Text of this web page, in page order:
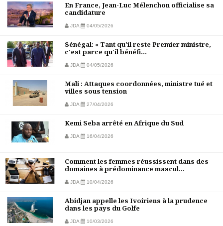
En France, Jean-Luc Mélenchon officialise sa
candidature
JDA 04/05/2026
Sénégal: « Tant qu'il reste Premier ministre,
c'est parce qu'il bénéfi...
JDA 04/05/2026
Mali : Attaques coordonnées, ministre tué et
villes sous tension
JDA 27/04/2026
Kemi Seba arrêté en Afrique du Sud
JDA 16/04/2026
Comment les femmes réussissent dans des
domaines à prédominance mascul...
JDA 10/04/2026
Abidjan appelle les Ivoiriens à la prudence
dans les pays du Golfe
JDA 10/03/2026